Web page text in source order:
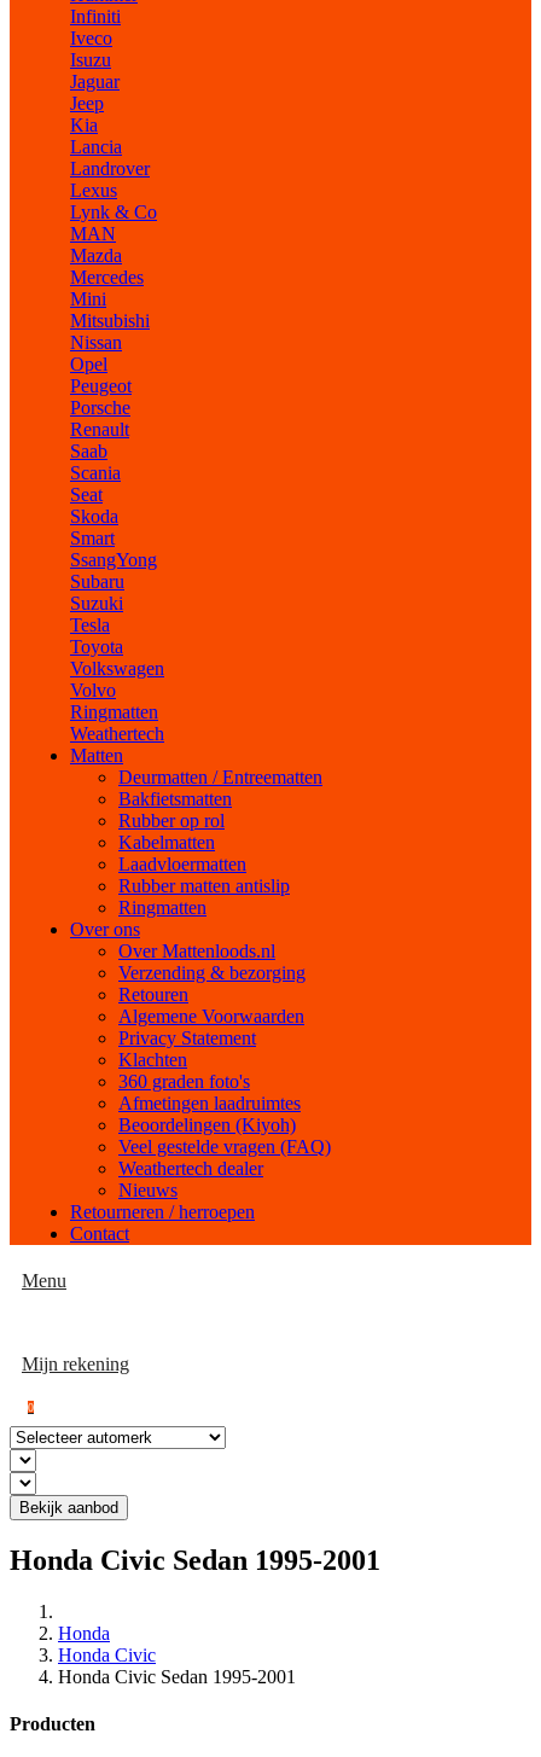
Infiniti
Iveco
Isuzu
Jaguar
Jeep
Kia
Lancia
Landrover
Lexus
Lynk & Co
MAN
Mazda
Mercedes
Mini
Mitsubishi
Nissan
Opel
Peugeot
Porsche
Renault
Saab
Scania
Seat
Skoda
Smart
SsangYong
Subaru
Suzuki
Tesla
Toyota
Volkswagen
Volvo
Ringmatten
Weathertech
Matten
Deurmatten / Entreematten
Bakfietsmatten
Rubber op rol
Kabelmatten
Laadvloermatten
Rubber matten antislip
Ringmatten
Over ons
Over Mattenloods.nl
Verzending & bezorging
Retouren
Algemene Voorwaarden
Privacy Statement
Klachten
360 graden foto's
Afmetingen laadruimtes
Beoordelingen (Kiyoh)
Veel gestelde vragen (FAQ)
Weathertech dealer
Nieuws
Retourneren / herroepen
Contact
Menu
Mijn rekening
0
Bekijk aanbod
Honda Civic Sedan 1995-2001
Honda
Honda Civic
Honda Civic Sedan 1995-2001
Producten